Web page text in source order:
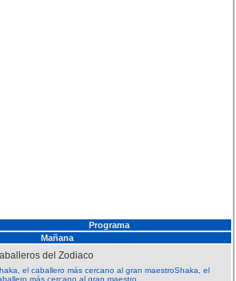
Programa
Mañana
del Zodiaco
el caballero más cercano al gran maestroShaka, el
más cercano al gran maestro